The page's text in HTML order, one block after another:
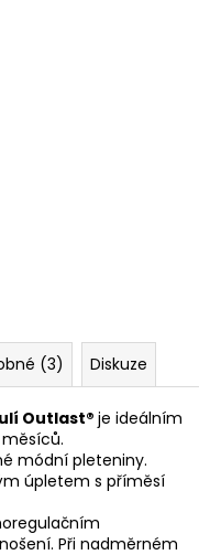
(3) Diskuze
Outlast® je ideálním
módní pleteniny.
úpletem s příměsí
Při nadměrném